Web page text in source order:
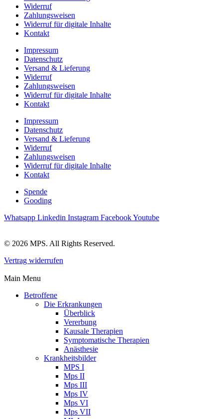
Widerruf
Zahlungsweisen
Widerruf für digitale Inhalte
Kontakt
Impressum
Datenschutz
Versand & Lieferung
Widerruf
Zahlungsweisen
Widerruf für digitale Inhalte
Kontakt
Impressum
Datenschutz
Versand & Lieferung
Widerruf
Zahlungsweisen
Widerruf für digitale Inhalte
Kontakt
Spende
Gooding
Whatsapp Linkedin Instagram FacebookYoutube
© 2026 MPS. All Rights Reserved.
Vertrag widerrufen
Main Menu
Betroffene
Die Erkrankungen
Überblick
Vererbung
Kausale Therapien
Symptomatische Therapien
Anästhesie
Krankheitsbilder
MPS I
Mps II
Mps III
Mps IV
Mps VI
Mps VII